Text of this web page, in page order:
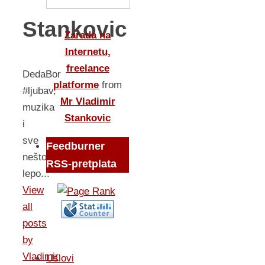
Stankovic
DedaBor
#ljubav,
muzika
i
sve
nešto
lepo...
View
all
posts
by
Vladimir
Zarada na
Internetu,
freelance
platforme from
Mr Vladimir
Stankovic
Feedburner
RSS-pretplata
Uslovi